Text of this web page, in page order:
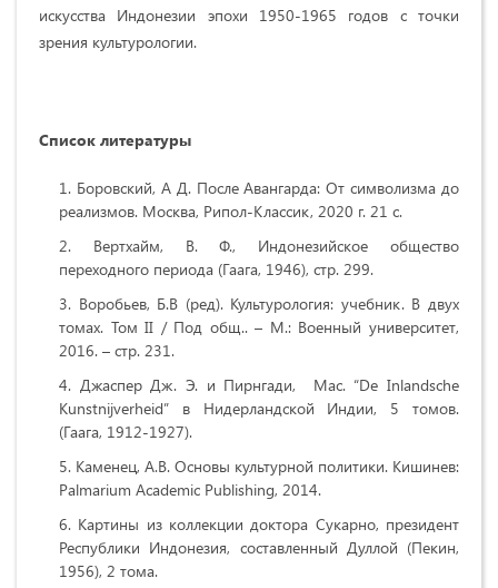
искусства Индонезии эпохи 1950-1965 годов с точки
зрения культурологии.
Список литературы
Боровский, А Д. После Авангарда: От символизма до
реализмов. Москва, Рипол-Классик, 2020 г. 21 с.
Вертхайм, В. Ф., Индонезийское общество
переходного периода (Гаага, 1946), стр. 299.
Воробьев, Б.В (ред). Культурология: учебник. В двух
томах. Том II / Под общ.. – М.: Военный университет,
2016. – стр. 231.
Джаспер Дж. Э. и Пирнгади, Мас. “De Inlandsche
Kunstnijverheid” в Нидерландской Индии, 5 томов.
(Гаага, 1912-1927).
Каменец, А.В. Основы культурной политики. Кишинев:
Palmarium Academic Publishing, 2014.
Картины из коллекции доктора Сукарно, президент
Республики Индонезия, составленный Дуллой (Пекин,
1956), 2 тома.